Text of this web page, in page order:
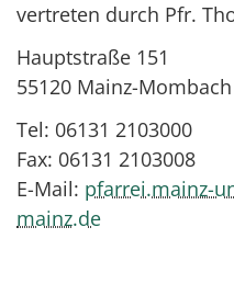
vertreten durch Pfr.
Hauptstraße 151
55120 Mainz-Mombach
Tel: 06131 2103000
Fax: 06131 2103008
E-Mail: pfarrei.mainz-
mainz.de